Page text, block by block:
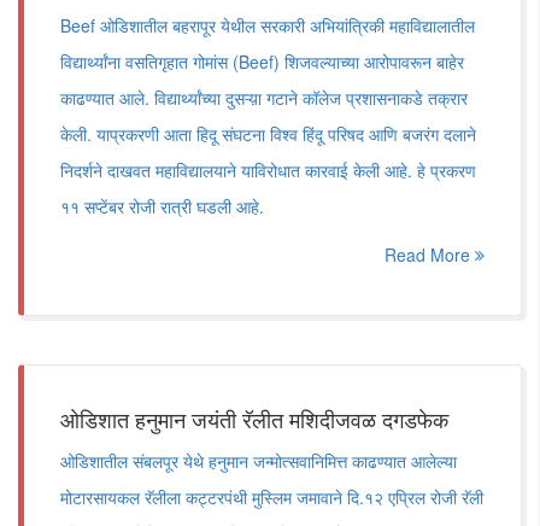
Beef ओडिशातील बहरापूर येथील सरकारी अभियांत्रिकी महाविद्यालातील
विद्यार्थ्यांना वसतिगृहात गोमांस (Beef) शिजवल्याच्या आरोपावरून बाहेर
काढण्यात आले. विद्यार्थ्यांच्या दुसऱ्य़ा गटाने कॉलेज प्रशासनाकडे तक्रार
केली. याप्रकरणी आता हिदू संघटना विश्व हिंदू परिषद आणि बजरंग दलाने
निदर्शने दाखवत महाविद्यालयाने याविरोधात कारवाई केली आहे. हे प्रकरण
११ सप्टेंबर रोजी रात्री घडली आहे.
Read More
ओडिशात हनुमान जयंती रॅलीत मशिदीजवळ दगडफेक
ओडिशातील संबलपूर येथे हनुमान जन्मोत्सवानिमित्त काढण्यात आलेल्या
मोटारसायकल रॅलीला कट्टरपंथी मुस्लिम जमावाने दि.१२ एप्रिल रोजी रॅली